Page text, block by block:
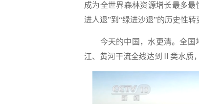
成为全世界森林资源增长最多
进人退”到“绿进沙退”的历史性转
今天的中国，水更清。全国
江、黄河干流全线达到Ⅱ类水质